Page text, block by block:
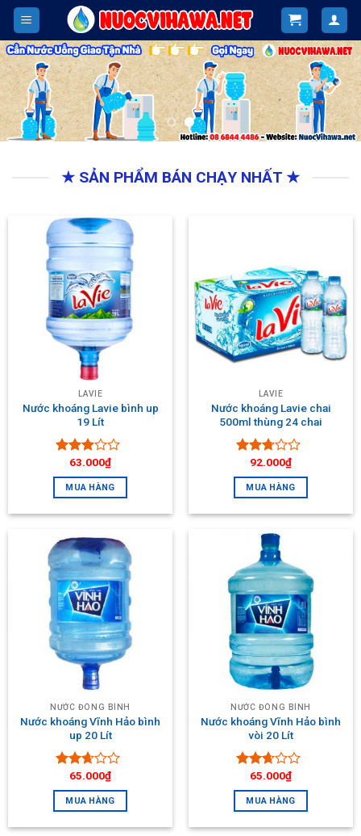
Skip
content
★ SẢN PHẨM BÁN CHẠY NHẤT ★
LAVIE
Nước khoáng Lavie bình up
19 Lít
Được
xếp
hạng
2.745
sao
63.000₫
MUA HÀNG
LAVIE
Nước khoáng Lavie chai
500ml thùng 24 chai
Được
xếp
hạng
2.53
5 sao
92.000₫
MUA HÀNG
NƯỚC ĐÓNG BÌNH
Nước khoáng Vĩnh Hảo bình
up 20 Lít
Được
xếp
hạng
2.51
5 sao
65.000₫
MUA HÀNG
NƯỚC ĐÓNG BÌNH
Nước khoáng Vĩnh Hảo bình
vòi 20 Lít
Được
xếp
hạng
2.52
5 sao
65.000₫
MUA HÀNG